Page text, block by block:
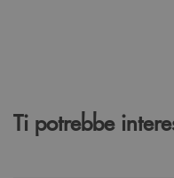
Ti potrebbe